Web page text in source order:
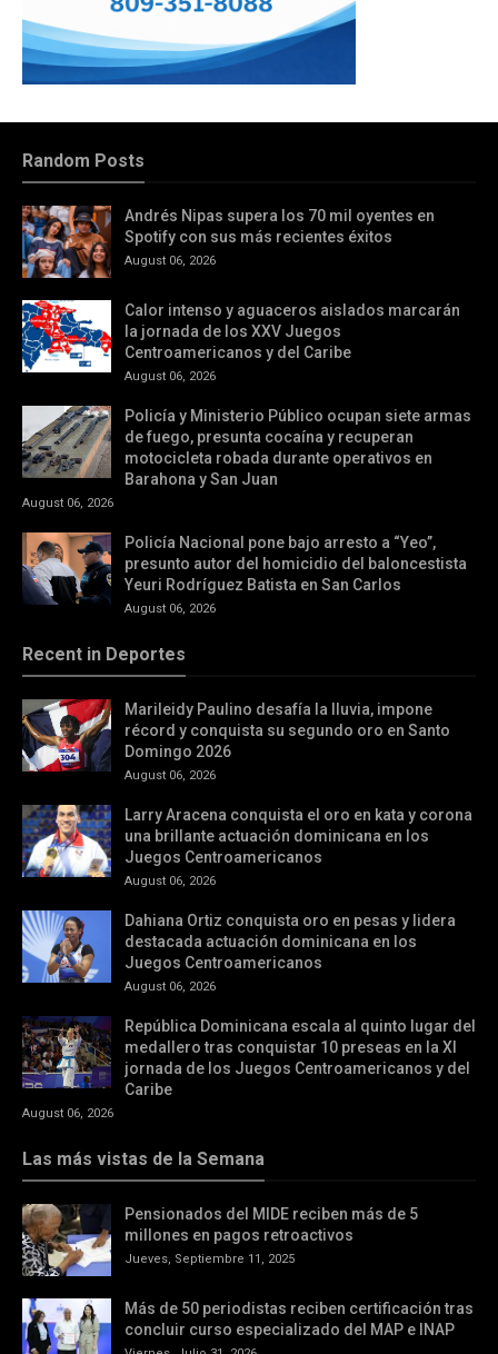
Random Posts
Andrés Nipas supera los 70 mil oyentes en
Spotify con sus más recientes éxitos
August 06, 2026
Calor intenso y aguaceros aislados marcarán
la jornada de los XXV Juegos
Centroamericanos y del Caribe
August 06, 2026
Policía y Ministerio Público ocupan siete armas
de fuego, presunta cocaína y recuperan
motocicleta robada durante operativos en
Barahona y San Juan
August 06, 2026
Policía Nacional pone bajo arresto a “Yeo”,
presunto autor del homicidio del baloncestista
Yeuri Rodríguez Batista en San Carlos
August 06, 2026
Recent in Deportes
Marileidy Paulino desafía la lluvia, impone
récord y conquista su segundo oro en Santo
Domingo 2026
August 06, 2026
Larry Aracena conquista el oro en kata y corona
una brillante actuación dominicana en los
Juegos Centroamericanos
August 06, 2026
Dahiana Ortiz conquista oro en pesas y lidera
destacada actuación dominicana en los
Juegos Centroamericanos
August 06, 2026
República Dominicana escala al quinto lugar del
medallero tras conquistar 10 preseas en la XI
jornada de los Juegos Centroamericanos y del
Caribe
August 06, 2026
Las más vistas de la Semana
Pensionados del MIDE reciben más de 5
millones en pagos retroactivos
Jueves, Septiembre 11, 2025
Más de 50 periodistas reciben certificación tras
concluir curso especializado del MAP e INAP